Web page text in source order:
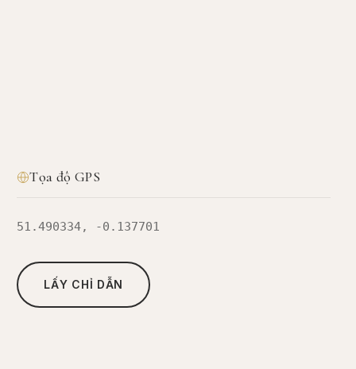
Tọa độ GPS
51.490334, -0.137701
LẤY CHỈ DẪN